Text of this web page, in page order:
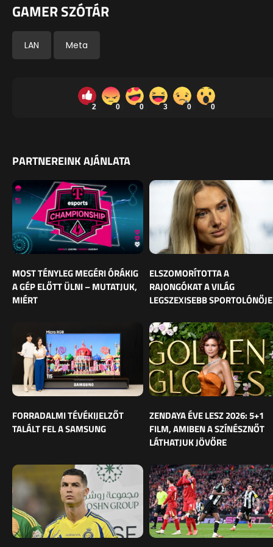
GAMER SZÓTÁR
LAN Meta
2 0 0 3 0 0
PARTNEREINK AJÁNLATA
MOST TÉNYLEG MEGÉRI ÓRÁKIG
A GÉP ELŐTT ÜLNI – MUTATJUK,
MIÉRT
ELSZOMORÍTOTTA A
RAJONGÓKAT A VILÁG
LEGSZEXISEBB SPORTOLÓNŐJE
FORRADALMI TÉVÉKIJELZŐT
TALÁLT FEL A SAMSUNG
ZENDAYA ÉVE LESZ 2026: 5+1
FILM, AMIBEN A SZÍNÉSZNŐT
LÁTHATJUK JÖVŐRE